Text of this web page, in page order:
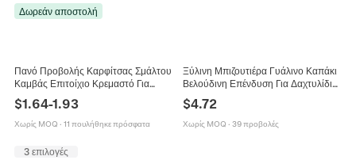
Δωρεάν αποστολή
Πανό Προβολής Καρφίτσας Σμάλτου
Καμβάς Επιτοίχιο Κρεμαστό Για
Καρφίτσας Σκανδιναβικό Στυλ Ξύλινη
Ράβδος
$1.64-1.93
Χωρίς MOQ · 11 πουλήθηκε πρόσφατα
Ξύλινη Μπιζουτιέρα Γυάλινο Καπάκι
Βελούδινη Επένδυση Για Δαχτυλίδια
Αποθήκευσης
$4.72
Χωρίς MOQ · 39 προβολές
3 επιλογές